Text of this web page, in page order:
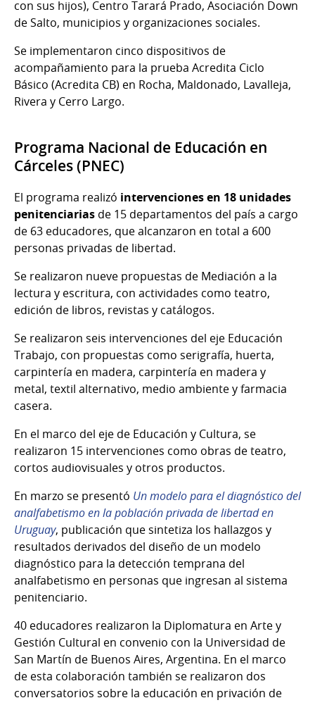
con sus hijos), Centro Tarará Prado, Asociación Down
de Salto, municipios y organizaciones sociales.
Se implementaron cinco dispositivos de
acompañamiento para la prueba Acredita Ciclo
Básico (Acredita CB) en Rocha, Maldonado, Lavalleja,
Rivera y Cerro Largo.
Programa Nacional de Educación en
Cárceles (PNEC)
El programa realizó intervenciones en 18 unidades
penitenciarias de 15 departamentos del país a cargo
de 63 educadores, que alcanzaron en total a 600
personas privadas de libertad.
Se realizaron nueve propuestas de Mediación a la
lectura y escritura, con actividades como teatro,
edición de libros, revistas y catálogos.
Se realizaron seis intervenciones del eje Educación
Trabajo, con propuestas como serigrafía, huerta,
carpintería en madera, carpintería en madera y
metal, textil alternativo, medio ambiente y farmacia
casera.
En el marco del eje de Educación y Cultura, se
realizaron 15 intervenciones como obras de teatro,
cortos audiovisuales y otros productos.
En marzo se presentó Un modelo para el diagnóstico del
analfabetismo en la población privada de libertad en
Uruguay, publicación que sintetiza los hallazgos y
resultados derivados del diseño de un modelo
diagnóstico para la detección temprana del
analfabetismo en personas que ingresan al sistema
penitenciario.
40 educadores realizaron la Diplomatura en Arte y
Gestión Cultural en convenio con la Universidad de
San Martín de Buenos Aires, Argentina. En el marco
de esta colaboración también se realizaron dos
conversatorios sobre la educación en privación de